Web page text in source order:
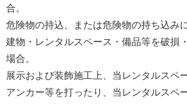
合。
危険物の持込、または危険物の持ち込み
建物・レンタルスペース・備品等を破損
場合。
展示および装飾施工上、当レンタルスペ
アンカー等を打ったり、当レンタルスペ